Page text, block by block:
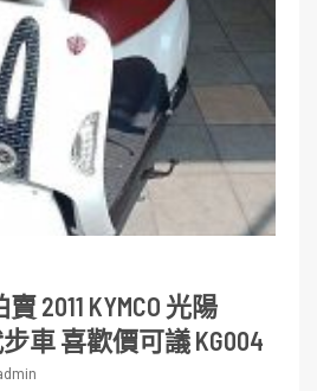
2011 KYMCO 光陽
步車 喜歡價可議 KG004